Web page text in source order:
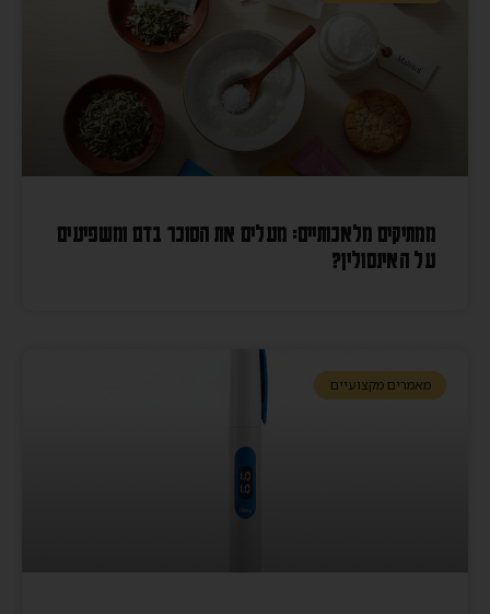
ממתיקים מלאכותיים: מעלים את הסוכר בדם ומשפיעים
על האינסולין?
מאמרים מקצועיים